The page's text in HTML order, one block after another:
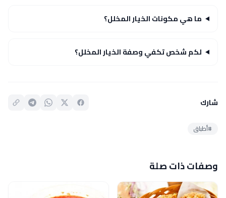
ما هي مكونات الخيار المخلل؟
لكم شخص تكفي وصفة الخيار المخلل؟
شارك
#أطباق
وصفات ذات صلة